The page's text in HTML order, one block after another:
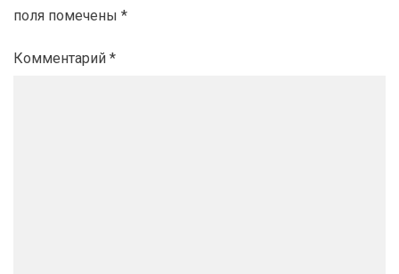
поля помечены *
Комментарий *